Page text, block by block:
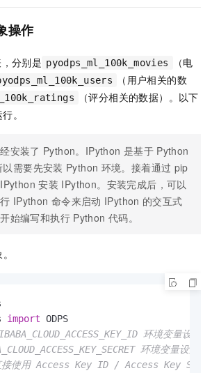
操作
分别是 pyodps_ml_100k_movies
（电
（用户相关的数
（评分相关的数据）。以下
。
安装了 Python。IPython 是基于 Python
以需要先安装 Python 环境。接着通过 pip
安装 IPython。安装完成后，可以
IPython 命令来启动 IPython 的交互式
始编写和执行 Python 代码。
import
环境变量设
环境变量设
接使用 Access Key ID / Access Key